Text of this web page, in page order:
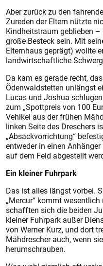
Aber zurück zu den
Zureden der Eltern nützte
Kindheitstraum geblieben
große Besteck sein. Mit
Elternhaus geprägt) wollte
landwirtschaftliche
Da kam es gerade recht,
Ödenwaldstetten unlängst
Lucas und Joshua
zum „Spottpreis von 100
Vehikel aus der frühen
linken Seite des Dreschers
„Absackvorrichtung“
entweder in einen
auf dem Feld abgestellt
Ein kleiner Fuhrpark
Das ist alles längst vorbei.
„Mercur“ kommt
schafften sich die beiden
kleiner Fuhrpark außer
von Werner Kurz, und dort
Mähdrescher auch, wenn
herumschrauben.